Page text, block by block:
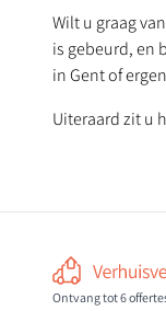
Wilt u graag
is gebeurd, en
in Gent of
Uiteraard zit u
Ontvang tot 6